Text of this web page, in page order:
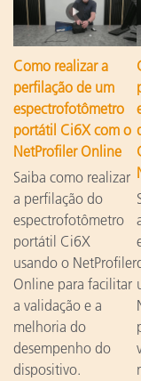
Como realizar a
perfilação de um
espectrofotômetro
portátil Ci6X com o
NetProfiler Online
Saiba como realizar
a perfilação do
espectrofotômetro
portátil Ci6X
usando o NetProfiler
Online para facilitar
a validação e a
melhoria do
desempenho do
dispositivo.